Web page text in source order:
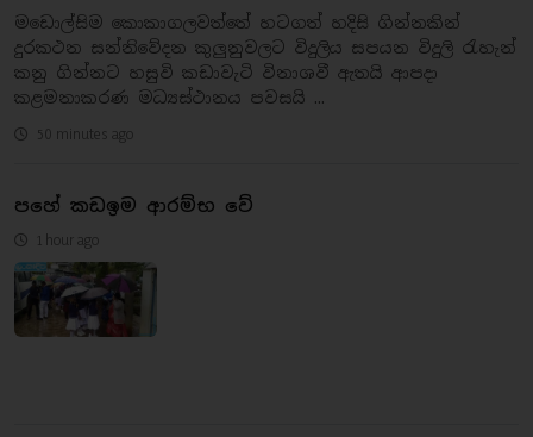
මඩොල්සිම කොකාගලවත්තේ හටගත් හදිසි ගින්නකින්
දුරකථන සන්නිවේදන කුලුනුවලට විදුලිය සපයන විදුලි රැහැන්
කනු ගින්නට හසුවි කඩාවැටි විනාශවී ඇතයි ආපදා
කළමනාකරණ මධ්‍යස්ථානය පවසයි ...
50 minutes ago
පහේ කඩඉම ආරම්භ වේ
1 hour ago